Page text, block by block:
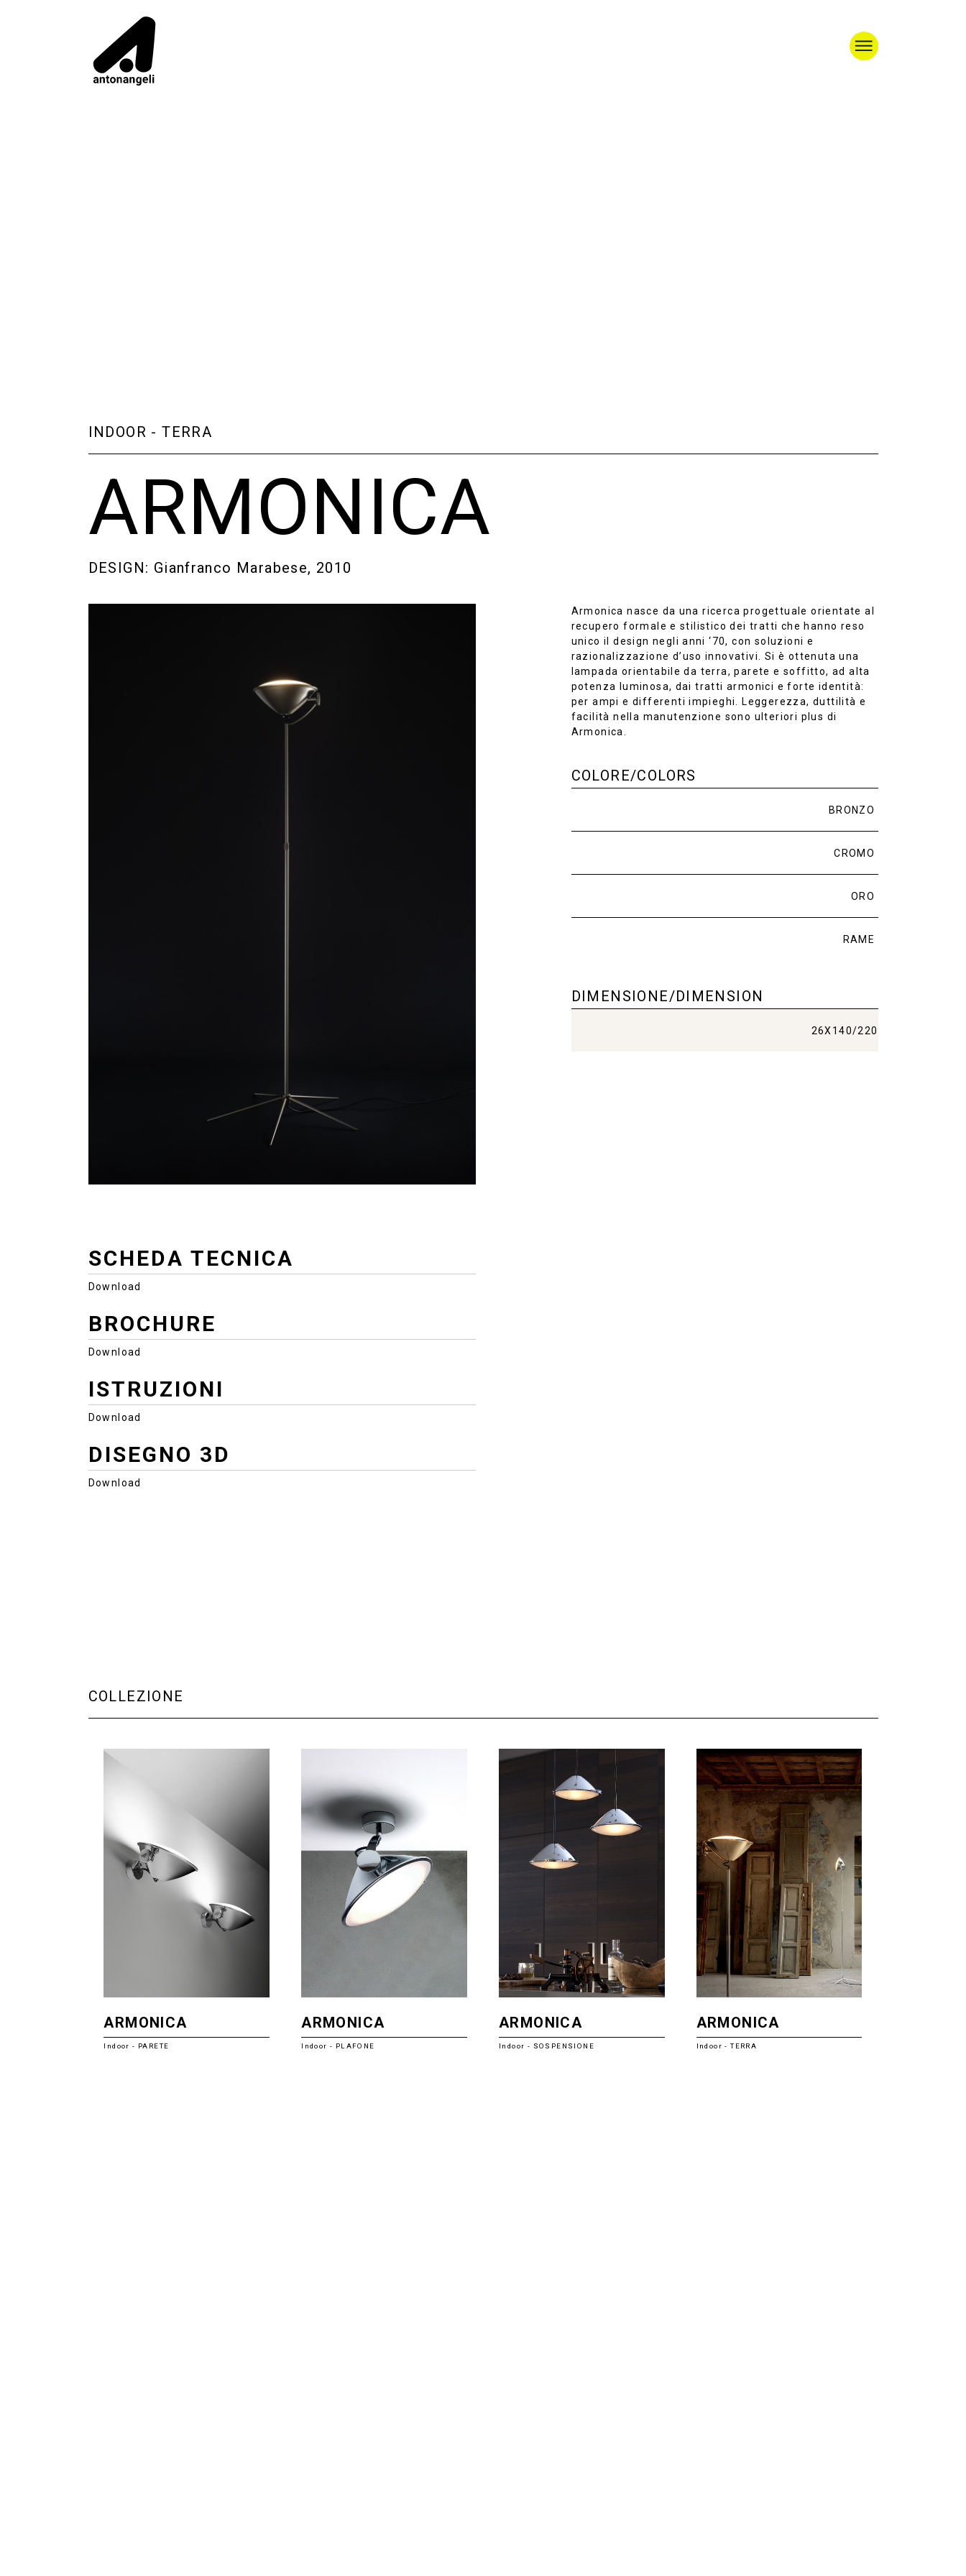
INDOOR -TERRA
ARMONICA
DESIGN: Gianfranco Marabese, 2010
SCHEDA TECNICA
Download
BROCHURE
Download
ISTRUZIONI
Download
DISEGNO 3D
Download
Armonica nasce da una ricerca progettuale orientate al
recupero formale e stilistico dei tratti che hanno reso
unico il design negli anni ‘70, con soluzioni e
razionalizzazione d’uso innovativi. Si è ottenuta una
lampada orientabile da terra, parete e soffitto, ad alta
potenza luminosa, dai tratti armonici e forte identità:
per ampi e differenti impieghi. Leggerezza, duttilità e
facilità nella manutenzione sono ulteriori plus di
Armonica.
COLORE/COLORS
BRONZO
CROMO
ORO
RAME
DIMENSIONE/DIMENSION
26X140/220
COLLEZIONE
ARMONICA
Indoor - PARETE
ARMONICA
Indoor - PLAFONE
ARMONICA
Indoor - SOSPENSIONE
ARMONICA
Indoor - TERRA